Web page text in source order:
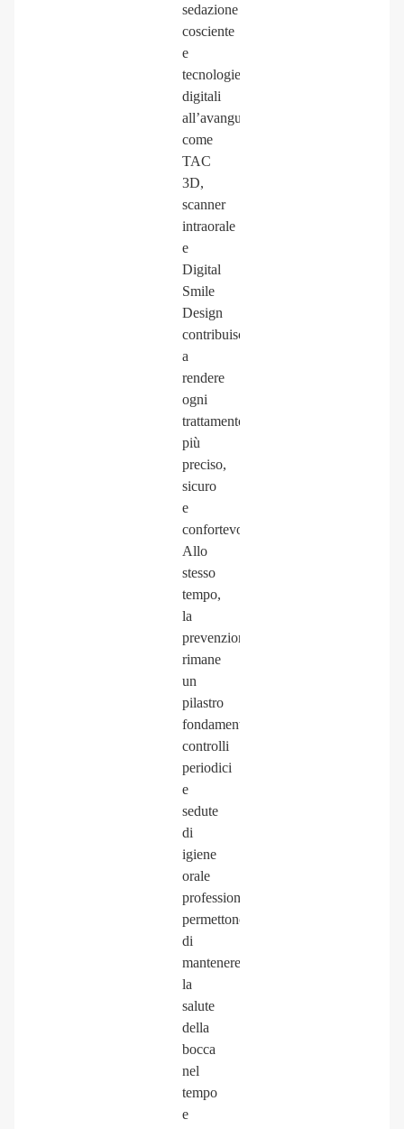
sedazione
cosciente
e
tecnologie
digitali
all’avanguardia
come
TAC
3D,
scanner
intraorale
e
Digital
Smile
Design
contribuiscono
a
rendere
ogni
trattamento
più
preciso,
sicuro
e
confortevole.
Allo
stesso
tempo,
la
prevenzione
rimane
un
pilastro
fondamentale:
controlli
periodici
e
sedute
di
igiene
orale
professionale
permettono
di
mantenere
la
salute
della
bocca
nel
tempo
e